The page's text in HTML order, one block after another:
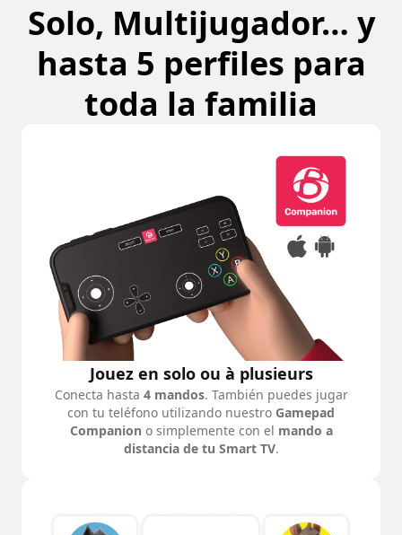
Solo, Multijugador… y
hasta 5 perfiles para
toda la familia
Jouez en solo ou à plusieurs
Conecta hasta 4 mandos. También puedes jugar
con tu teléfono utilizando nuestro Gamepad
Companion o simplemente con el mando a
distancia de tu Smart TV.